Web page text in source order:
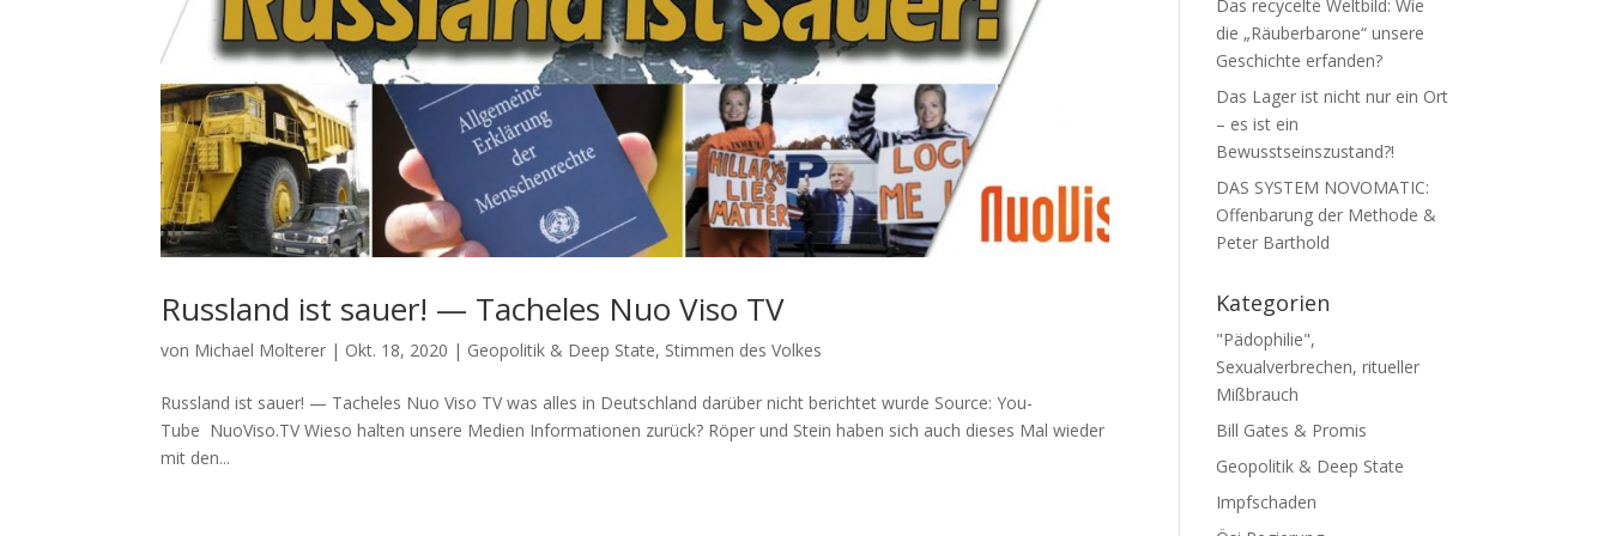
Russland ist sauer! — Tacheles Nuo Viso TV
von Michael Molterer | Okt. 18, 2020 | Geopolitik & Deep State, Stimmen des Volkes
Russland ist sauer! — Tacheles Nuo Viso TV was alles in Deutsch­land dar­über nicht berich­tet wurde Source: You­
Tube NuoViso.TV Wie­so hal­ten unse­re Medi­en Infor­ma­tio­nen zurück? Röper und Stein haben sich auch die­ses Mal wie­der
mit den...
Das recycelte Weltbild: Wie
die „Räuberbarone“ unsere
Geschichte erfanden?
Das Lager ist nicht nur ein Ort
– es ist ein
Bewusstseinszustand?!
DAS SYSTEM NOVOMATIC:
Offenbarung der Methode &
Peter Barthold
Kategorien
"Pädophilie",
Sexualverbrechen, ritueller
Mißbrauch
Bill Gates & Promis
Geopolitik & Deep State
Impfschaden